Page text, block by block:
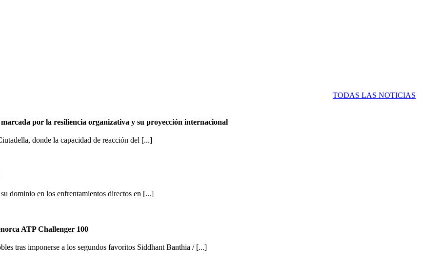
TODAS LAS NOTICIAS
por la resiliencia organizativa y su proyección internacional
donde la capacidad de reacción del [...]
dominio en los enfrentamientos directos en [...]
ATP Challenger 100
tras imponerse a los segundos favoritos Siddhant Banthia / [...]